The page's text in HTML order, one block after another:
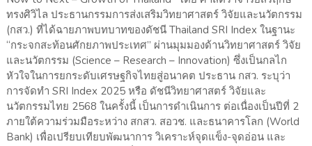
ทรงศิวิไล ประธานกรรมการส่งเสริมวิทยาศาสตร์ วิจัยและนวัตกรรม
(กสว.) ที่ได้ฉายภาพบทบาทของดัชนี Thailand SRI Index ในฐานะ
“กระจกสะท้อนศักยภาพประเทศ” ผ่านมุมมองด้านวิทยาศาสตร์ วิจัย
และนวัตกรรม (Science – Research – Innovation) ซึ่งเป็นกลไก
หัวใจในการยกระดับเศรษฐกิจไทยสู่อนาคต ประธาน กสว. ระบุว่า
การจัดทำ SRI Index 2025 หรือ ดัชนีวิทยาศาสตร์ วิจัยและ
นวัตกรรมไทย 2568 ในครั้งนี้ เป็นการดำเนินการ ต่อเนื่องเป็นปีที่ 2
ภายใต้ความร่วมมือระหว่าง สกสว. สอวช. และธนาคารโลก (World
Bank) เพื่อเปรียบเทียบพัฒนาการ วิเคราะห์จุดแข็ง-จุดอ่อน และ